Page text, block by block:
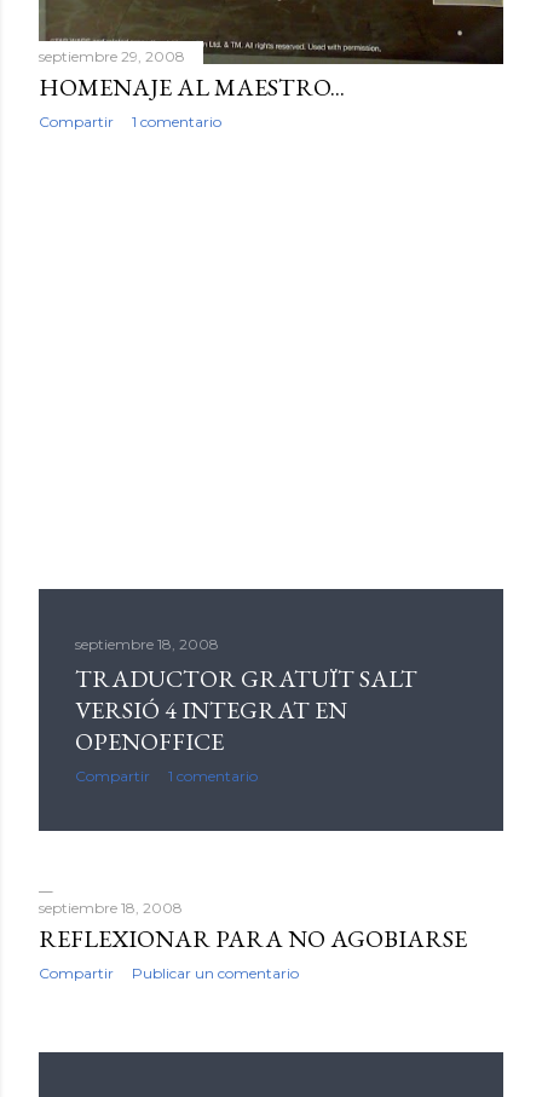
septiembre 29, 2008
HOMENAJE AL MAESTRO...
Compartir 1 comentario
septiembre 18, 2008
TRADUCTOR GRATUÏT SALT
VERSIÓ 4 INTEGRAT EN
OPENOFFICE
Compartir 1 comentario
septiembre 18, 2008
REFLEXIONAR PARA NO AGOBIARSE
Compartir Publicar un comentario